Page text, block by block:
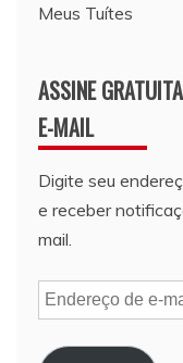
Meus Tuítes
ASSINE
E-MAIL
Digite seu
e receber
mail.
Endereço
de
e-